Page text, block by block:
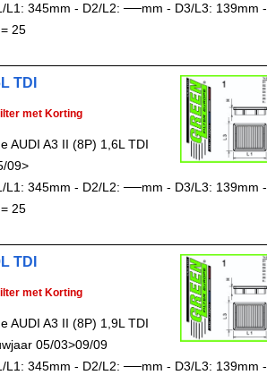
L1: 345mm - D2/L2: ──mm - D3/L3: 139mm -
25
TDI
met Korting
AUDI A3 II (8P) 1,6L TDI
09>
L1: 345mm - D2/L2: ──mm - D3/L3: 139mm -
25
TDI
met Korting
AUDI A3 II (8P) 1,9L TDI
05/03>09/09
L1: 345mm - D2/L2: ──mm - D3/L3: 139mm -